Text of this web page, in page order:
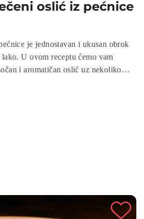
oslić iz pećnice
je jednostavan i ukusan obrok
U ovom receptu ćemo vam
i aromatičan oslić uz nekoliko